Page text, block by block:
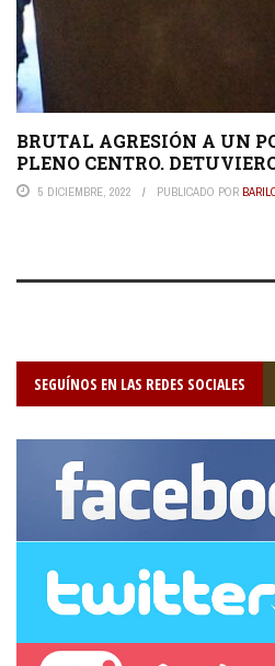
BRUTAL AGRESIÓN A UN
PLENO CENTRO.
5 DICIEMBRE, 2022 PUBLICADO POR
SEGUÍNOS EN LAS REDES SOCIALES